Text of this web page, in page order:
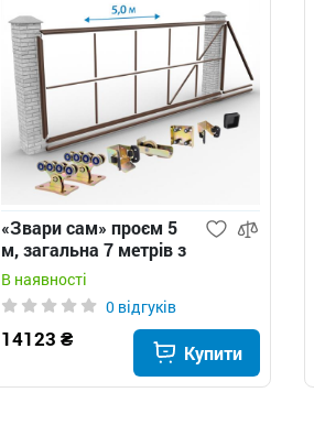
«Звари сам» проєм 5
м, загальна 7 метрів з
трикутним
хвостовиком - відкатні
ворота
В наявності
0 відгуків
14123 ₴
Купити